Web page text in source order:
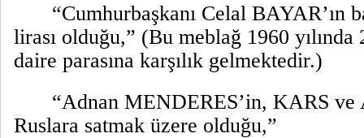
“Cumhurbaşkanı Celal BAYAR’ın
lirası olduğu,” (Bu meblağ 1960
daire parasına karşılık gelmektedir.)
“Adnan MENDERES’in, KARS ve
Ruslara satmak üzere olduğu,”